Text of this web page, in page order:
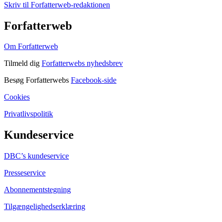
Skriv til Forfatterweb-redaktionen
Forfatterweb
Om Forfatterweb
Tilmeld dig Forfatterwebs nyhedsbrev
Besøg Forfatterwebs Facebook-side
Cookies
Privatlivspolitik
Kundeservice
DBC’s kundeservice
Presseservice
Abonnementstegning
Tilgængelighedserklæring